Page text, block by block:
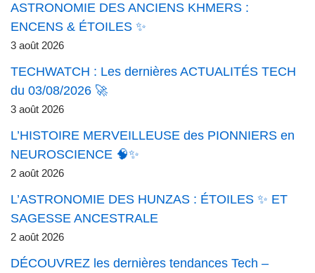
ASTRONOMIE DES ANCIENS KHMERS :
ENCENS & ÉTOILES ✨
3 août 2026
TECHWATCH : Les dernières ACTUALITÉS TECH
du 03/08/2026 🚀
3 août 2026
L’HISTOIRE MERVEILLEUSE des PIONNIERS en
NEUROSCIENCE 🧠✨
2 août 2026
L’ASTRONOMIE DES HUNZAS : ÉTOILES ✨ ET
SAGESSE ANCESTRALE
2 août 2026
DÉCOUVREZ les dernières tendances Tech –